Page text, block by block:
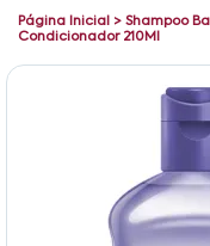
Página Inicial > Shampoo
Condicionador 210Ml